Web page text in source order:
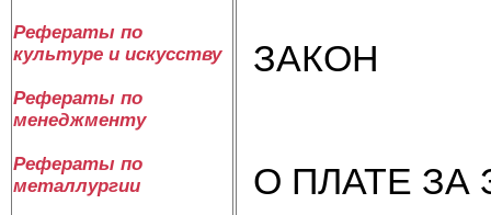
Рефераты по
культуре и искусству
Рефераты по
менеджменту
Рефераты по
металлургии
ЗАКОН
О ПЛАТЕ